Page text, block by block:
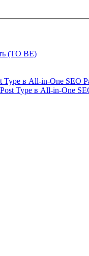
(TO BE)
Type в All-in-One SEO
Type в All-in-One